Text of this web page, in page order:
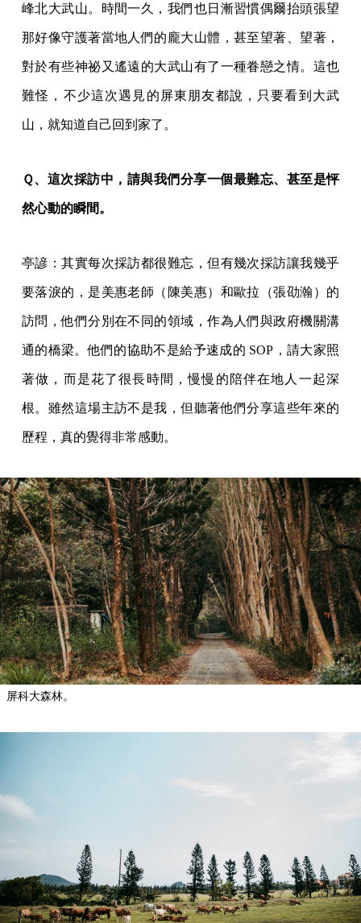
峰北大武山。時間一久，我們也日漸習慣偶爾抬頭張望
那好像守護著當地人們的龐大山體，甚至望著、望著，
對於有些神祕又遙遠的大武山有了一種眷戀之情。這也
難怪，不少這次遇見的屏東朋友都說，只要看到大武
山，就知道自己回到家了。
Ｑ、這次採訪中，請與我們分享一個最難忘、甚至是怦
然心動的瞬間。
亭諺：其實每次採訪都很難忘，但有幾次採訪讓我幾乎
要落淚的，是美惠老師（陳美惠）和歐拉（張劭瀚）的
訪問，他們分別在不同的領域，作為人們與政府機關溝
通的橋梁。他們的協助不是給予速成的 SOP，請大家照
著做，而是花了很長時間，慢慢的陪伴在地人一起深
根。雖然這場主訪不是我，但聽著他們分享這些年來的
歷程，真的覺得非常感動。
屏科大森林。